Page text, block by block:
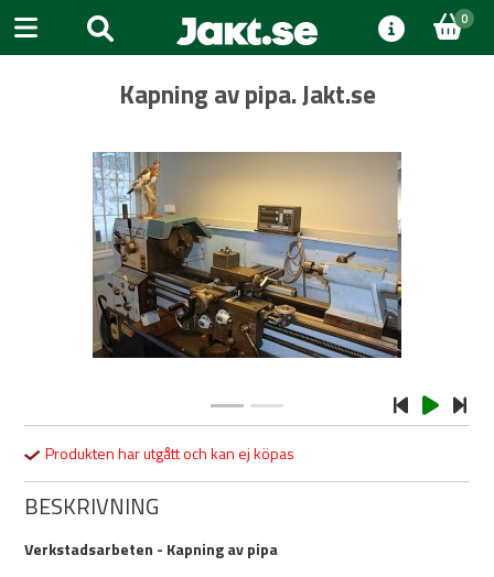
0
Kapning av pipa. Jakt.se
Previous
Produkten har utgått och kan ej köpas
BESKRIVNING
Verkstadsarbeten - Kapning av pipa